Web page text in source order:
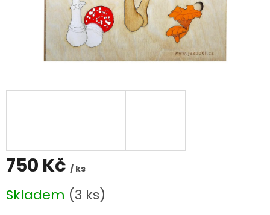
750 Kč / ks
cena:
Skladem (3 ks)